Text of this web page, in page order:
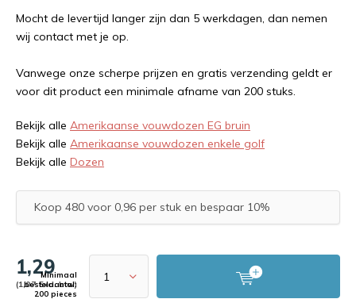
Mocht de levertijd langer zijn dan 5 werkdagen, dan nemen
wij contact met je op.
Vanwege onze scherpe prijzen en gratis verzending geldt er
voor dit product een minimale afname van 200 stuks.
Bekijk alle Amerikaanse vouwdozen EG bruin
Bekijk alle Amerikaanse vouwdozen enkele golf
Bekijk alle Dozen
Koop 480 voor 0,96 per stuk en bespaar 10%
1,29
(1,07 Excl. btw)
Minimaal
bestelaantal:
200 pieces